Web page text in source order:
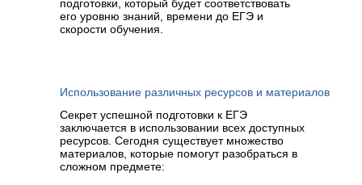
подготовки, который будет соответствовать
его уровню знаний, времени до ЕГЭ и
скорости обучения.
Секрет успешной подготовки к ЕГЭ
заключается в использовании всех доступных
ресурсов. Сегодня существует множество
материалов, которые помогут разобраться в
сложном предмете:
Использование различных ресурсов и материалов